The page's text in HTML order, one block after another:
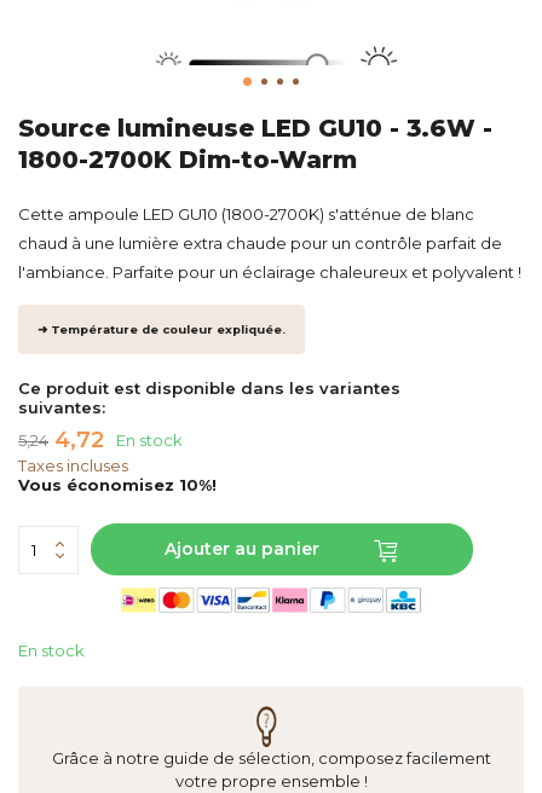
Source lumineuse LED GU10 - 3.6W -
1800-2700K Dim-to-Warm
Cette ampoule LED GU10 (1800-2700K) s'atténue de blanc
chaud à une lumière extra chaude pour un contrôle parfait de
l'ambiance. Parfaite pour un éclairage chaleureux et polyvalent !
➜ Température de couleur expliquée.
Ce produit est disponible dans les variantes
suivantes:
5,24 4,72
En stock
Taxes incluses
Vous économisez 10%!
Ajouter au panier
En stock
Grâce à notre guide de sélection, composez facilement
votre propre ensemble !